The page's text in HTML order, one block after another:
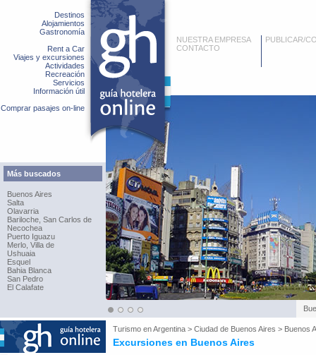
Destinos
Alojamientos
Gastronomía
Rent a Car
Viajes y excursiones
Actividades
Recreación
Servicios
Información útil
Comprar pasajes on-line
Más buscados
Buenos Aires
Salta
Olavarria
Bariloche, San Carlos de
Necochea
Puerto Iguazu
Merlo, Villa de
Ushuaia
Esquel
Bahia Blanca
San Pedro
El Calafate
NUESTRA EMPRESA
CONTACTO
PUBLICAR/
Turismo enArgentina > Ciudad de Buenos Aires > Buenos
Excursiones en Buenos Aires